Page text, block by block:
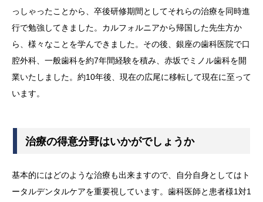
っしゃったことから、卒後研修期間としてそれらの治療を同時進
行で勉強してきました。カルフォルニアから帰国した先生方か
ら、様々なことを学んできました。その後、銀座の歯科医院で口
腔外科、一般歯科を約7年間経験を積み、赤坂でミノル歯科を開
業いたしました。約10年後、現在の広尾に移転して現在に至って
います。
治療の得意分野はいかがでしょうか
基本的にはどのような治療も出来ますので、自分自身としてはト
ータルデンタルケアを重要視しています。歯科医師と患者様1対1